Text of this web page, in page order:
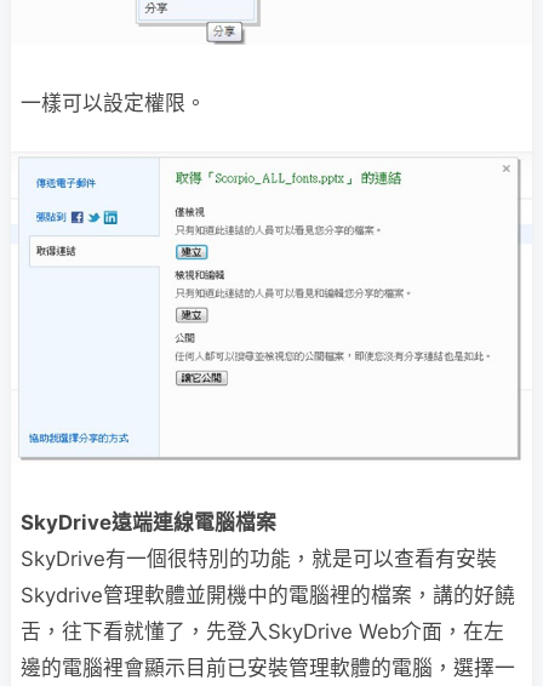
一樣可以設定權限。
SkyDrive遠端連線電腦檔案
SkyDrive有一個很特別的功能，就是可以查看有安裝
Skydrive管理軟體並開機中的電腦裡的檔案，講的好饒
舌，往下看就懂了，先登入SkyDrive Web介面，在左
邊的電腦裡會顯示目前已安裝管理軟體的電腦，選擇一